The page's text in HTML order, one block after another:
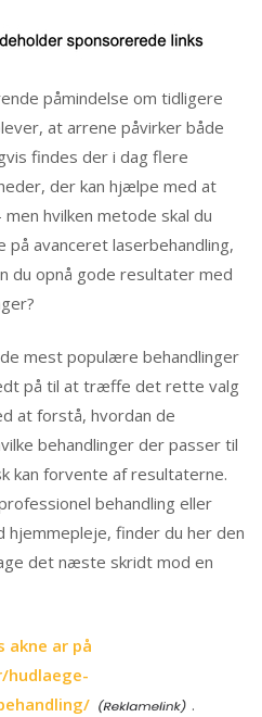
påmindelse om tidligere
at arrene påvirker både
findes der i dag flere
der kan hjælpe med at
hvilken metode skal du
avanceret laserbehandling,
du opnå gode resultater med
mest populære behandlinger
på til at træffe det rette valg
at forstå, hvordan de
behandlinger der passer til
kan forvente af resultaterne.
behandling eller
finder du her den
det næste skridt mod en
akne ar på
hudlaege-
.